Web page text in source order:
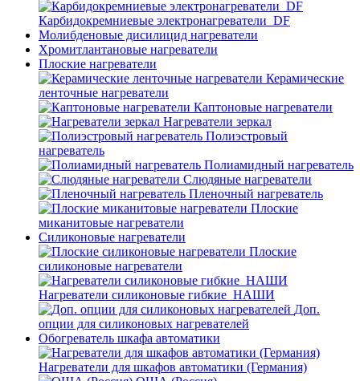
Карбидокремниевые электронагреватели_DF
Молибденовые дисилицид нагреватели
Хромитлантановые нагреватели
Плоские нагреватели
Керамические
ленточные нагреватели
Каптоновые нагреватели
Нагреватели зеркал
Полиэстровый
нагреватель
Полиамидный нагреватель
Слюдяные нагреватели
Пленочный нагреватель
Плоские
миканитовые нагреватели
Силиконовые нагреватели
Плоские
силиконовые нагреватели
Нагреватели силиконовые гибкие_НАШИ
Доп.
опции для силиконовых нагревателей
Обогреватель шкафа автоматики
Нагреватели для шкафов автоматики (Германия)